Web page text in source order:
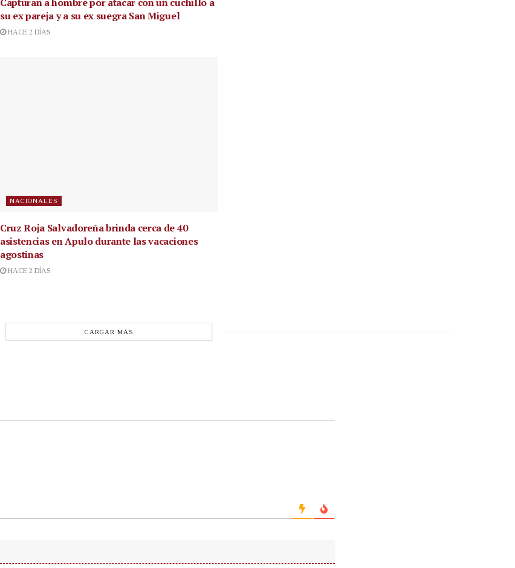
su ex pareja y a su ex suegra San Miguel
HACE 2 DÍAS
NACIONALES
Cruz Roja Salvadoreña brinda cerca de 40
asistencias en Apulo durante las vacaciones
agostinas
HACE 2 DÍAS
CARGAR MÁS